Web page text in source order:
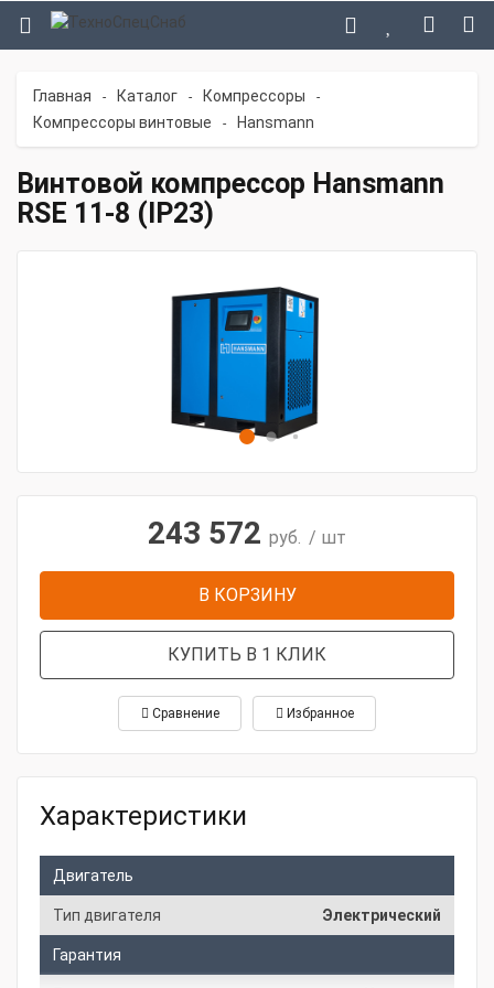
Главная - Каталог - Компрессоры -
Компрессоры винтовые - Hansmann
Винтовой компрессор Hansmann
RSE 11-8 (IP23)
243 572 руб. / шт
В КОРЗИНУ
КУПИТЬ В 1 КЛИК
Сравнение Избранное
Характеристики
Двигатель
Тип двигателя Электрический
Гарантия